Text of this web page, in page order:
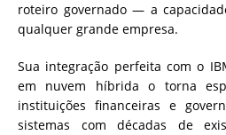
roteiro governado — a
qualquer grande empresa.
Sua integração perfeita com o
em nuvem híbrida o torna
instituições financeiras e
sistemas com décadas de